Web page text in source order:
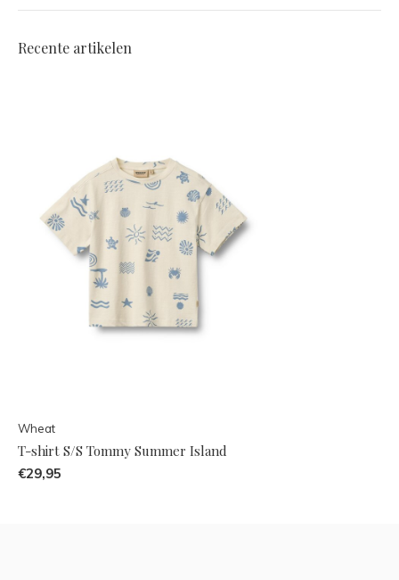
Recente artikelen
Wheat
T-shirt S/S Tommy Summer Island
€29,95